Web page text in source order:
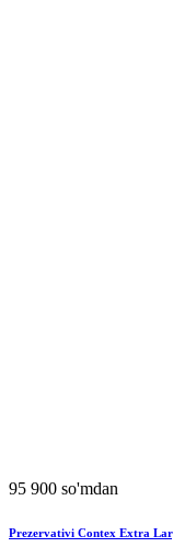
95 900 so'mdan
Prezervativi Contex Extra